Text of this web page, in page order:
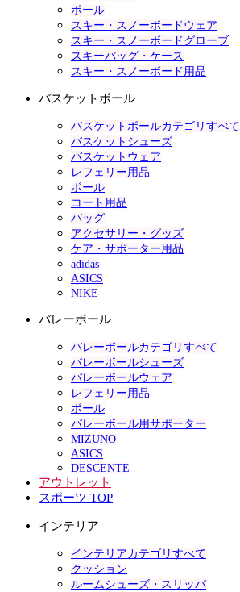
ポール
スキー・スノーボードウェア
スキー・スノーボードグローブ
スキーバッグ・ケース
スキー・スノーボード用品
バスケットボール
バスケットボールカテゴリすべて
バスケットシューズ
バスケットウェア
レフェリー用品
ボール
コート用品
バッグ
アクセサリー・グッズ
ケア・サポーター用品
adidas
ASICS
NIKE
バレーボール
バレーボールカテゴリすべて
バレーボールシューズ
バレーボールウェア
レフェリー用品
ボール
バレーボール用サポーター
MIZUNO
ASICS
DESCENTE
アウトレット
スポーツ TOP
インテリア
インテリアカテゴリすべて
クッション
ルームシューズ・スリッパ